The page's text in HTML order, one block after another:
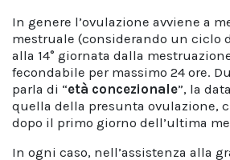
In genere l’ovulazione avviene a
mestruale (considerando un ciclo
alla 14° giornata dalla
fecondabile per massimo 24 ore.
parla di “età concezionale”, la
quella della presunta ovulazione,
dopo il primo giorno dell’ultima
In ogni caso, nell’assistenza alla